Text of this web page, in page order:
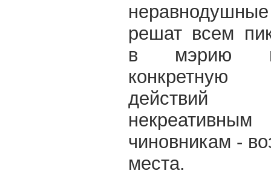
решат всем
в мэрию и
конкретную
чиновникам -
места.